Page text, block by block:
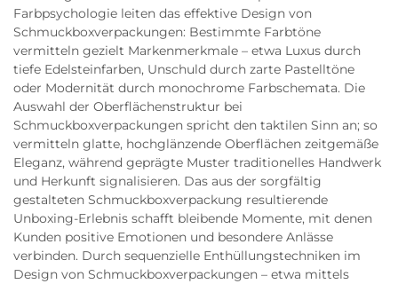
Farbpsychologie leiten das effektive Design von
Schmuckboxverpackungen: Bestimmte Farbtöne
vermitteln gezielt Markenmerkmale – etwa Luxus durch
tiefe Edelsteinfarben, Unschuld durch zarte Pastelltöne
oder Modernität durch monochrome Farbschemata. Die
Auswahl der Oberflächenstruktur bei
Schmuckboxverpackungen spricht den taktilen Sinn an; so
vermitteln glatte, hochglänzende Oberflächen zeitgemäße
Eleganz, während geprägte Muster traditionelles Handwerk
und Herkunft signalisieren. Das aus der sorgfältig
gestalteten Schmuckboxverpackung resultierende
Unboxing-Erlebnis schafft bleibende Momente, mit denen
Kunden positive Emotionen und besondere Anlässe
verbinden. Durch sequenzielle Enthüllungstechniken im
Design von Schmuckboxverpackungen – etwa mittels